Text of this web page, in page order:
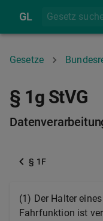
GL
Gesetze
§ 1g StVG
§ 1F
(1) Der Halter
Fahrfunktion ist